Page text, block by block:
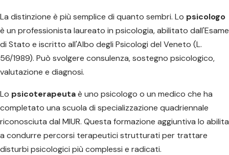
La distinzione è più semplice di quanto sembri. Lo psicologo
è un professionista laureato in psicologia, abilitato dall'Esame
di Stato e iscritto all'Albo degli Psicologi del Veneto (L.
56/1989). Può svolgere consulenza, sostegno psicologico,
valutazione e diagnosi.
Lo psicoterapeutaè uno psicologo o un medico che ha
completato una scuola di specializzazione quadriennale
riconosciuta dal MIUR. Questa formazione aggiuntiva lo abilita
a condurre percorsi terapeutici strutturati per trattare
disturbi psicologici più complessi e radicati.